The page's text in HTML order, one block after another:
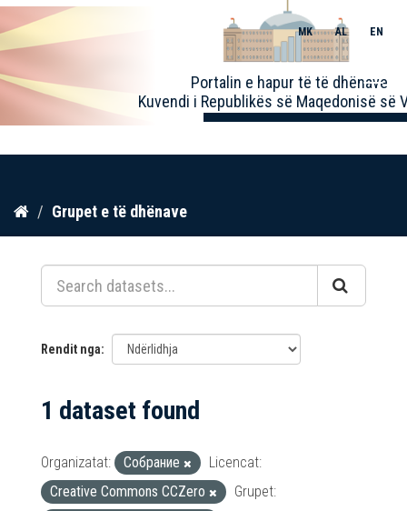
Kalo
përmbajtja
Portalin e hapur të të dhënave
Kuvendi i Republikës së Maqedonisë së
MK AL EN
Toggle
Grupet e të dhënave
Rendit nga
1 dataset found
Organizatat: Собрание
Licencat:
Creative Commons CCZero
Grupet: